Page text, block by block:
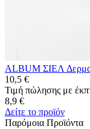
ALBUM ΣIEΛ
10,5 €
Τιμή πώλησης με
8,9 €
Δείτε το προϊόν
Παρόμοια Προϊόντα